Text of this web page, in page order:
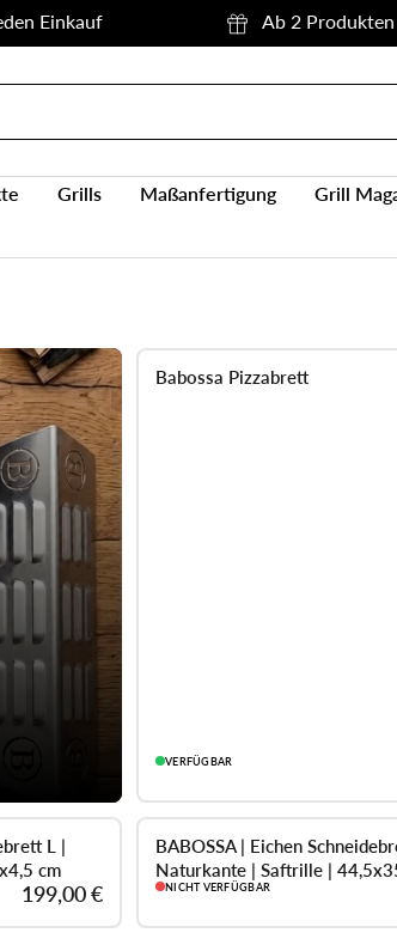
Einkauf Ab 2
Grills Maßanfertigung Grill
Babossa Pizzabrett
VERFÜGBAR
L |
cm
199,00 €
AUSVERKAUFT
BABOSSA | Eichen
Naturkante | Saftrille |
NICHT VERFÜGBAR